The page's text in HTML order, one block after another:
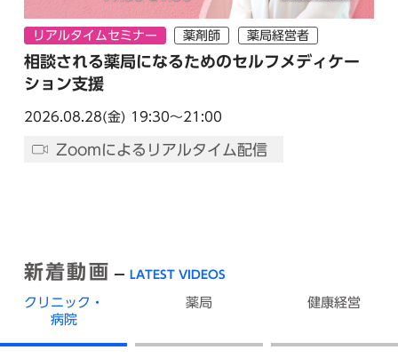
リアルタイムセミナー 薬剤師 薬局経営者
相談される薬局になるためのセルフメディケー
ション支援
2026.08.28(金) 19:30～21:00
Zoomによるリアルタイム配信
新着動画 LATEST VIDEOS
クリニック・
病院
薬局 健康経営